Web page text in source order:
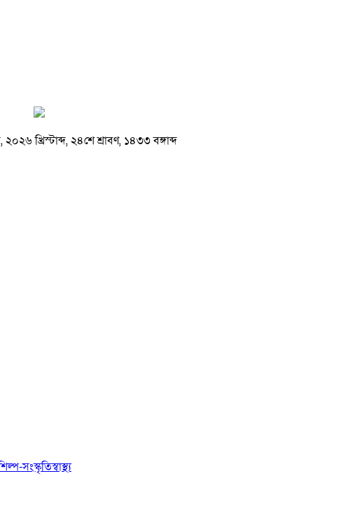
খ্রিস্টাব্দ, ২৪শে শ্রাবণ, ১৪৩৩ বঙ্গাব্দ
সংস্কৃতিস্বাস্থ্য